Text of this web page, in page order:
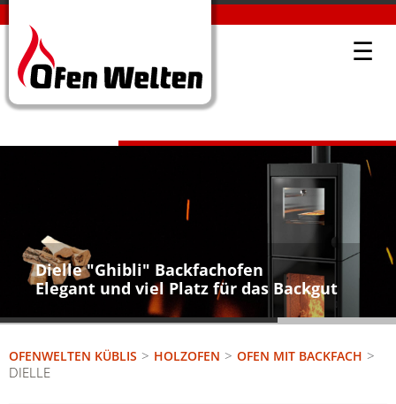
☰
Dielle "Ghibli" Backfachofen
Elegant und viel Platz für das Backgut
OFENWELTEN KÜBLIS HOLZOFEN OFEN MIT BACKFACH
DIELLE